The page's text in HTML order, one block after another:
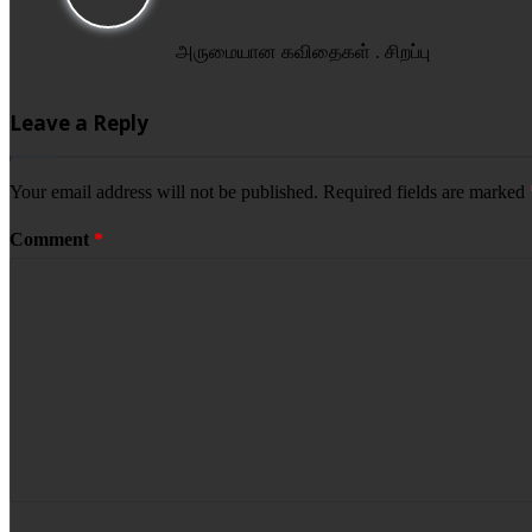
அருமையான கவிதைகள் . சிறப்பு
Leave a Reply
Your email address will not be published. Required fields are marked
Comment *